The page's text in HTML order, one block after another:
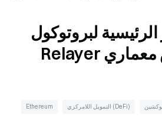
لبروتوكول
0x؟ استعراض معماري Relayer
(DeFi) التمويل اللامركزي Ethereum